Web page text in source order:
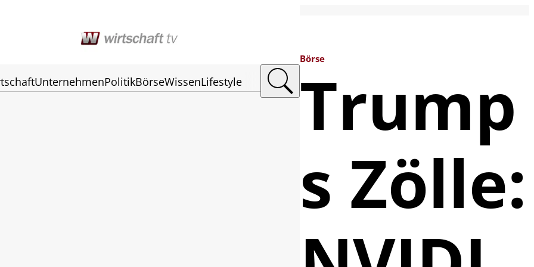
UnternehmenPolitikBörseWissenLifestyle
Börse
Trump
s Zölle: